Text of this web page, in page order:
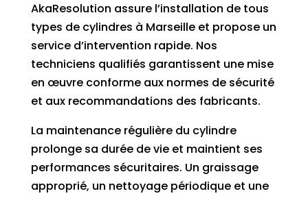
AkaResolution assure l’installation de tous
types de cylindres à Marseille et propose un
service d’intervention rapide. Nos
techniciens qualifiés garantissent une mise
en œuvre conforme aux normes de sécurité
et aux recommandations des fabricants.
La maintenance régulière du cylindre
prolonge sa durée de vie et maintient ses
performances sécuritaires. Un graissage
approprié, un nettoyage périodique et une